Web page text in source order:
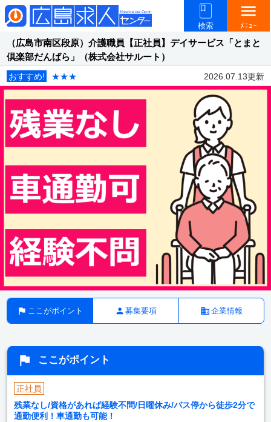
検索
menu
ﾒﾆｭｰ
（広島市南区段原）介護職員【正社員】デイサービス「とまと
倶楽部だんばら」（株式会社サルート）
おすすめ! ★★★ 2026.07.13更新
ここがポイント 募集要項 企業情報
ここがポイント
正社員
残業なし/資格があれば経験不問/日曜休み/バス停から徒歩2分で
通勤便利！車通勤も可能！